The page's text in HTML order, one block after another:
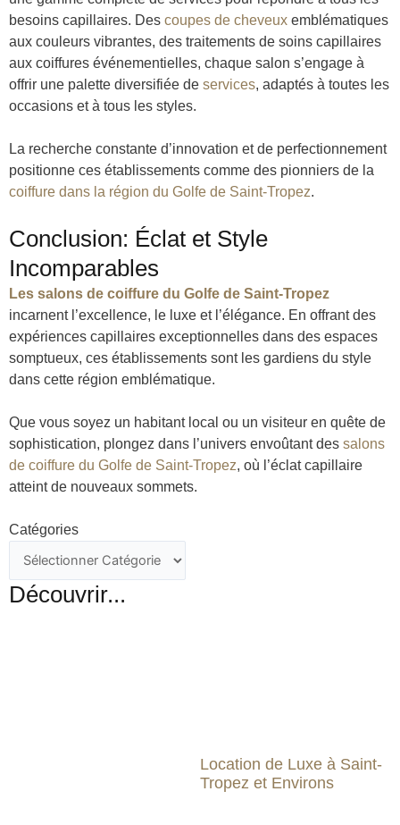
besoins capillaires. Des coupes de cheveux emblématiques
aux couleurs vibrantes, des traitements de soins capillaires
aux coiffures événementielles, chaque salon s’engage à
offrir une palette diversifiée de services, adaptés à toutes les
occasions et à tous les styles.
La recherche constante d’innovation et de perfectionnement
positionne ces établissements comme des pionniers de la
coiffure dans la région du Golfe de Saint-Tropez.
Conclusion: Éclat et Style
Incomparables
Les salons de coiffure du Golfe de Saint-Tropez
incarnent l’excellence, le luxe et l’élégance. En offrant des
expériences capillaires exceptionnelles dans des espaces
somptueux, ces établissements sont les gardiens du style
dans cette région emblématique.
Que vous soyez un habitant local ou un visiteur en quête de
sophistication, plongez dans l’univers envoûtant des salons
de coiffure du Golfe de Saint-Tropez, où l’éclat capillaire
atteint de nouveaux sommets.
Catégories
Découvrir...
Location de Luxe à Saint-
Tropez et Environs